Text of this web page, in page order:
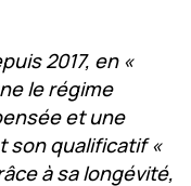
2017, en «
le régime
et une
son qualificatif «
à sa longévité,